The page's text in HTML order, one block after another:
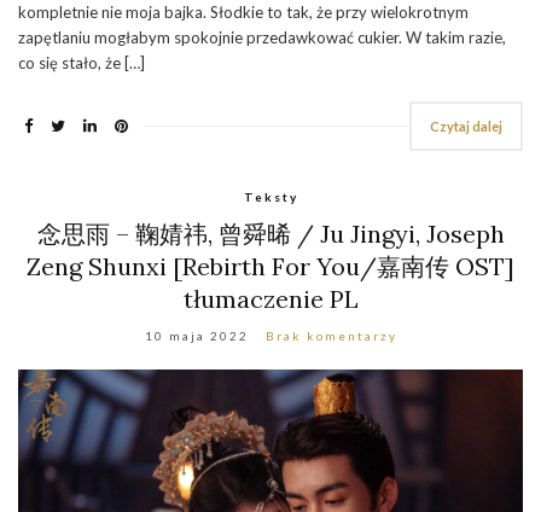
kompletnie nie moja bajka. Słodkie to tak, że przy wielokrotnym
zapętlaniu mogłabym spokojnie przedawkować cukier. W takim razie,
co się stało, że […]
Czytaj dalej
Teksty
念思雨 – 鞠婧祎, 曾舜晞 / Ju Jingyi, Joseph
Zeng Shunxi [Rebirth For You/嘉南传 OST]
tłumaczenie PL
10 maja 2022 Brak komentarzy